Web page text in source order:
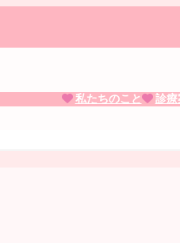
私たちのこと 診療